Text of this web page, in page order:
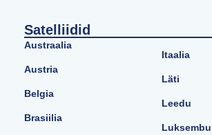
Satelliidid
Austraalia
Austria
Belgia
Brasiilia
Itaalia
Läti
Leedu